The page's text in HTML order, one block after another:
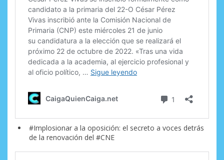
#Implosionar a la oposición: el secreto a voces detrás
de la renovación del #CNE